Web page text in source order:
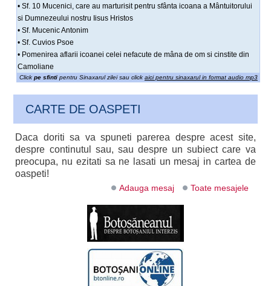
• Sf. 10 Mucenici, care au marturisit pentru sfânta icoana a Mântuitorului
si Dumnezeului nostru Iisus Hristos
• Sf. Mucenic Antonim
• Sf. Cuvios Psoe
• Pomenirea aflarii icoanei celei nefacute de mâna de om si cinstite din
Camoliane
Click pe sfintipentru Sinaxarul zilei sau click aici pentru sinaxarul in format audio mp3
CARTE DE OASPETI
Daca doriti sa va spuneti parerea despre acest site,
despre continutul sau, sau despre un subiect care va
preocupa, nu ezitati sa ne lasati un mesaj in cartea de
oaspeti!
Adauga mesaj Toate mesajele